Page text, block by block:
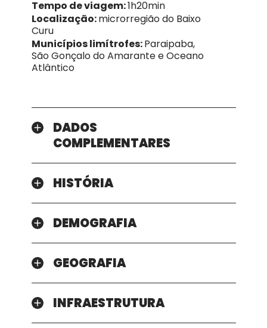
Tempo de viagem:1h20min
Localização:microrregião do Baixo
Curu
Municípios limítrofes:Paraipaba,
São Gonçalo do Amarante e Oceano
Atlântico
DADOS
COMPLEMENTARES
HISTÓRIA
DEMOGRAFIA
GEOGRAFIA
INFRAESTRUTURA